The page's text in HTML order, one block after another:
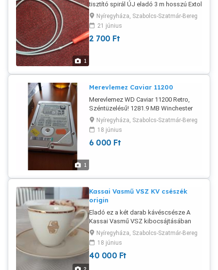
1
tisztító spirál ÚJ eladó 3 m hosszú Extol
gyártmány. Megtekinthető Nyírtura
Nyíregyháza Korányi utca. Nyírpazony,
Korányi, Kosbor utca házhoz viszem.
Banki előreutalással a szállítás
leinformálható vagyok. Viber, Whats
app rendelkezésre állnak.
Nyíregyháza, Szabolcs-Szatmár-Bereg
21 június
2 700 Ft
1
Merevlemez Caviar 11200
Merevlemez WD Caviar 11200 Retro,
Széntüzelésű! 1281.9 MB Winchester
Egygazdás, első saját
számítógépemből. Megtekinthető:
Nyíregyháza. Banki előreutalással a
szállítás megoldható. Magyar Posta
vagyok. Viber, Whats app rendelkezésre
Nyíregyháza, Szabolcs-Szatmár-Bereg
18 június
6 000 Ft
Kassai Vasmű VSZ KV csészék
origin
Eladó ez a két darab kávéscsésze A
Kassai Vasmű VSZ kibocsájtásában
Kosice - Kassa - Vasmű - USS Kb 50
évesek, de soha nem használtuk őket.
Kifogástalan, újszerű, porcelán. Posta
banki előreutalással megoldható.
Nyíregyháza, Szabolcs-Szatmár-Bereg
18 június
40 000 Ft